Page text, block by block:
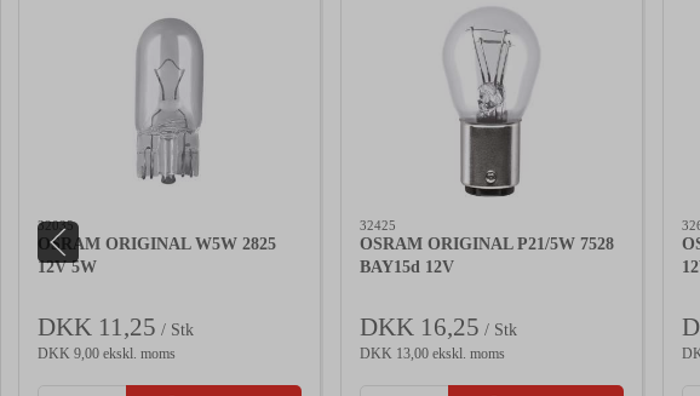
32035
OSRAM ORIGINAL W5W 2825
12V 5W
DKK 11,25 / Stk
DKK 9,00 ekskl. moms
32425
OSRAM ORIGINAL P21/5W 7528
BAY15d 12V
DKK 16,25 / Stk
DKK 13,00 ekskl. moms